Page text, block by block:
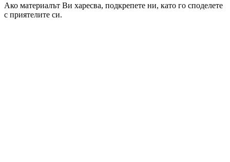
Ако материалът Ви харесва, подкрепете ни, като го споделете
с приятелите си.